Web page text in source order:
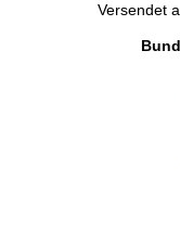
Versendet